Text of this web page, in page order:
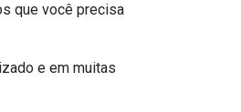
que você precisa
e em muitas